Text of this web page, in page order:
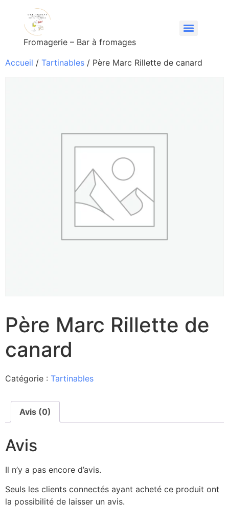
Fromagerie – Bar à fromages
Accueil / Tartinables / Père Marc Rillette de canard
Père Marc Rillette de
canard
Catégorie : Tartinables
Avis (0)
Avis
Il n’y a pas encore d’avis.
Seuls les clients connectés ayant acheté ce produit ont
la possibilité de laisser un avis.